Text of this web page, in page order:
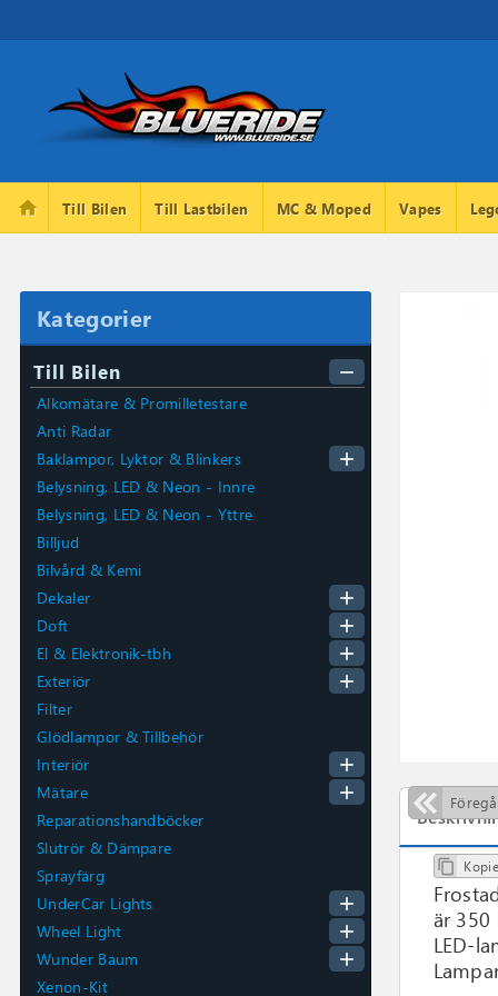
home Till Bilen Till Lastbilen MC & Moped Vapes
Kategorier
Till Bilen remove
Alkomätare & Promilletestare
Anti Radar
Baklampor, Lyktor & Blinkers
add
Belysning, LED & Neon - Innre
Belysning, LED & Neon - Yttre
Billjud
Bilvård & Kemi
Dekaler
add
Doft add
El & Elektronik-tbh add
Exteriör add
Filter
Glödlampor & Tillbehör
Interiör
add
Mätare add
Reparationshandböcker
Slutrör & Dämpare
Sprayfärg
UnderCar Lights
add
Wheel Light add
Wunder Baum add
Xenon-Kit

är 350
LED-